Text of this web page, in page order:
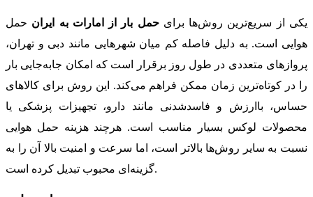
یکی از سریع‌ترین روش‌ها برایحمل بار از امارات به ایران حمل
هوایی است. به دلیل فاصله کم میان شهرهایی مانند دبی و تهران،
پروازهای متعددی در طول روز برقرار است که امکان جابه‌جایی بار
را در کوتاه‌ترین زمان ممکن فراهم می‌کند. این روش برای کالاهای
حساس، باارزش و فاسدشدنی مانند دارو، تجهیزات پزشکی یا
محصولات لوکس بسیار مناسب است. هرچند هزینه حمل هوایی
نسبت به سایر روش‌ها بالاتر است، اما سرعت و امنیت بالا آن را به
گزینه‌ای محبوب تبدیل کرده است.